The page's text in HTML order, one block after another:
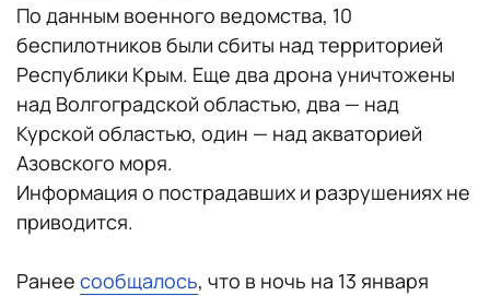
По данным военного ведомства, 10
беспилотников были сбиты над территорией
Республики Крым. Еще два дрона уничтожены
над Волгоградской областью, два — над
Курской областью, один — над акваторией
Азовского моря.
Информация о пострадавших и разрушениях не
приводится.
Ранее сообщалось, что в ночь на 13 января